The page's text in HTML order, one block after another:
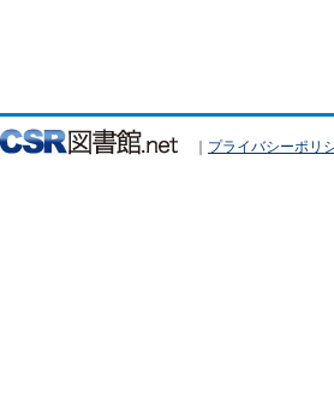
｜ プライバシーポリ